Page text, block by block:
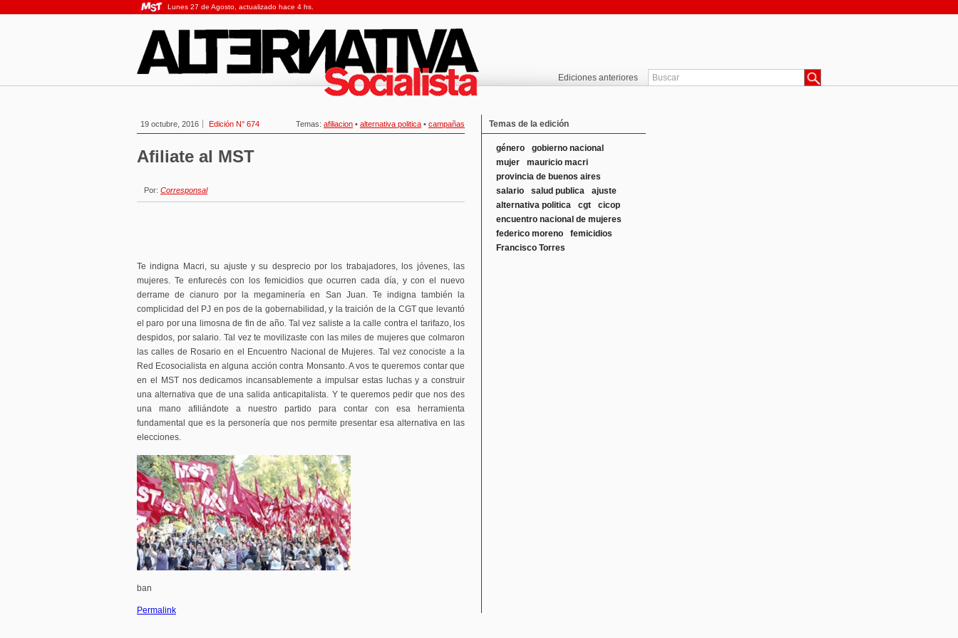
Lunes 27 de Agosto, actualizado hace 4 hs.
Ediciones anteriores
19 octubre, 2016 Edición N° 674 Temas: afiliacion • alternativa politica • campañas
Afiliate al MST
Por: Corresponsal
Te indigna Macri, su ajuste y su desprecio por los trabajadores, los jóvenes, las
mujeres. Te enfurecés con los femicidios que ocurren cada día, y con el nuevo
derrame de cianuro por la megaminería en San Juan. Te indigna también la
complicidad del PJ en pos de la gobernabilidad, y la traición de la CGT que levantó
el paro por una limosna de fin de año. Tal vez saliste a la calle contra el tarifazo, los
despidos, por salario. Tal vez te movilizaste con las miles de mujeres que colmaron
las calles de Rosario en el Encuentro Nacional de Mujeres. Tal vez conociste a la
Red Ecosocialista en alguna acción contra Monsanto. A vos te queremos contar que
en el MST nos dedicamos incansablemente a impulsar estas luchas y a construir
una alternativa que de una salida anticapitalista. Y te queremos pedir que nos des
una mano afiliándote a nuestro partido para contar con esa herramienta
fundamental que es la personería que nos permite presentar esa alternativa en las
elecciones.
ban
Permalink
Temas de la edición
género
gobierno nacional
mujer
mauricio macri
provincia de buenos aires
salario
salud publica
ajuste
alternativa politica
cgt
cicop
encuentro nacional de mujeres
federico moreno
femicidios
Francisco Torres